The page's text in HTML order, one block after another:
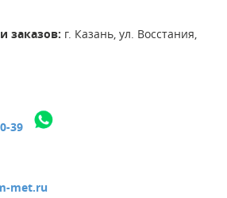
заказов: г. Казань, ул. Восстания,
39
met.ru